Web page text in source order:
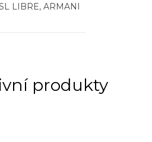
LIBRE, ARMANI